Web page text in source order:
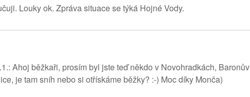
Louky ok. Zpráva situace se týká Hojné Vody.
Ahoj běžkaři, prosím byl jste teď někdo v Novohradkách, Baronův
je tam sníh nebo si otřískáme běžky? :-) Moc díky Monča)